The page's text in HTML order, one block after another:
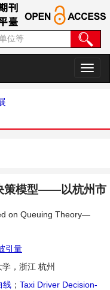
切
换
策模型——以杭州市
on Queuing Theory—
引量
学，浙江 杭州
线 ； Taxi Driver Decision-